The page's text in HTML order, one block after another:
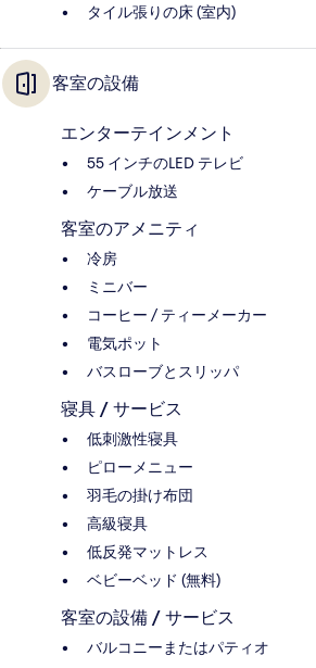
タイル張りの床 (室内)
客室の設備
エンターテインメント
55 インチのLED テレビ
ケーブル放送
客室のアメニティ
冷房
ミニバー
コーヒー / ティーメーカー
電気ポット
バスローブとスリッパ
寝具 / サービス
低刺激性寝具
ピローメニュー
羽毛の掛け布団
高級寝具
低反発マットレス
ベビーベッド (無料)
客室の設備 / サービス
バルコニーまたはパティオ